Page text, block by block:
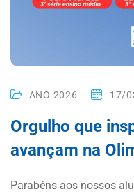
ANO 2026 17/
Orgulho que
avançam na
Parabéns aos nossos